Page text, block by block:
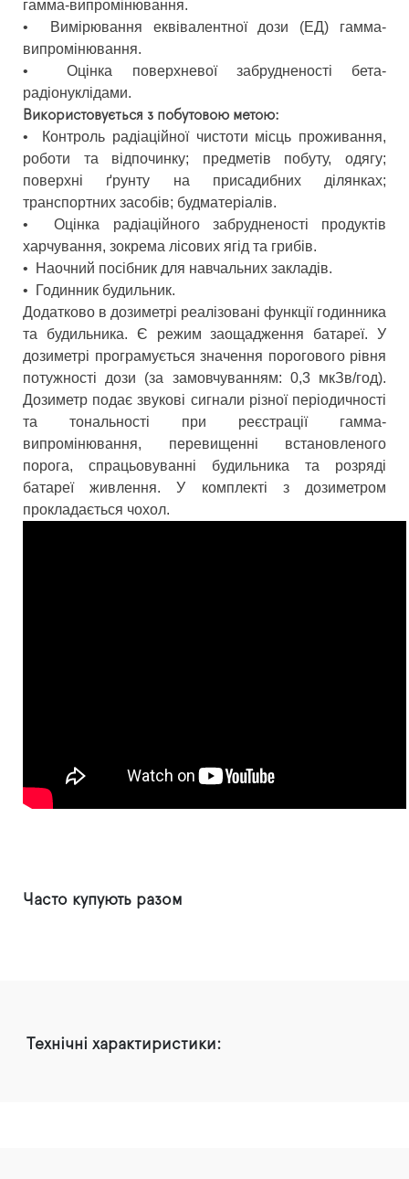
гамма-випромінювання.
•
Вимірювання еквівалентної дози (ЕД) гамма-
випромінювання.
•
Оцінка поверхневої забрудненості бета-
радіонуклідами.
Використовується з побутовою метою:
•
Контроль радіаційної чистоти місць проживання,
роботи та відпочинку; предметів побуту, одягу;
поверхні ґрунту на присадибних ділянках;
транспортних засобів; будматеріалів.
•
Оцінка радіаційного забрудненості продуктів
харчування, зокрема лісових ягід та грибів.
•
Наочний посібник для навчальних закладів.
•
Годинник будильник.
Додатково в дозиметрі реалізовані функції годинника
та будильника. Є режим заощадження батареї. У
дозиметрі програмується значення порогового рівня
потужності дози (за замовчуванням: 0,3 мкЗв/год).
Дозиметр подає звукові сигнали різної періодичності
та тональності при реєстрації гамма-
випромінювання, перевищенні встановленого
порога, спрацьовуванні будильника та розряді
батареї живлення. У комплекті з дозиметром
прокладається чохол.
Часто купують разом
Технічні характиристики: